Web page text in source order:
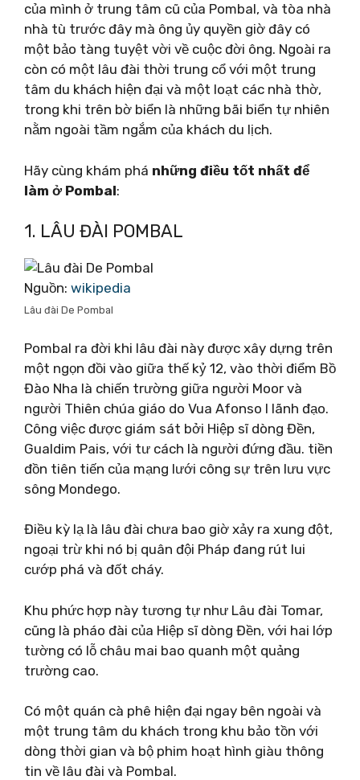
của mình ở trung tâm cũ của Pombal, và tòa nhà
nhà tù trước đây mà ông ủy quyền giờ đây có
một bảo tàng tuyệt vời về cuộc đời ông. Ngoài ra
còn có một lâu đài thời trung cổ với một trung
tâm du khách hiện đại và một loạt các nhà thờ,
trong khi trên bờ biển là những bãi biển tự nhiên
nằm ngoài tầm ngắm của khách du lịch.
Hãy cùng khám phá những điều tốt nhất để
làm ở Pombal:
1. LÂU ĐÀI POMBAL
Nguồn: wikipedia
Lâu đài De Pombal
Pombal ra đời khi lâu đài này được xây dựng trên
một ngọn đồi vào giữa thế kỷ 12, vào thời điểm Bồ
Đào Nha là chiến trường giữa người Moor và
người Thiên chúa giáo do Vua Afonso I lãnh đạo.
Công việc được giám sát bởi Hiệp sĩ dòng Đền,
Gualdim Pais, với tư cách là người đứng đầu. tiền
đồn tiên tiến của mạng lưới công sự trên lưu vực
sông Mondego.
Điều kỳ lạ là lâu đài chưa bao giờ xảy ra xung đột,
ngoại trừ khi nó bị quân đội Pháp đang rút lui
cướp phá và đốt cháy.
Khu phức hợp này tương tự như Lâu đài Tomar,
cũng là pháo đài của Hiệp sĩ dòng Đền, với hai lớp
tường có lỗ châu mai bao quanh một quảng
trường cao.
Có một quán cà phê hiện đại ngay bên ngoài và
một trung tâm du khách trong khu bảo tồn với
dòng thời gian và bộ phim hoạt hình giàu thông
tin về lâu đài và Pombal.